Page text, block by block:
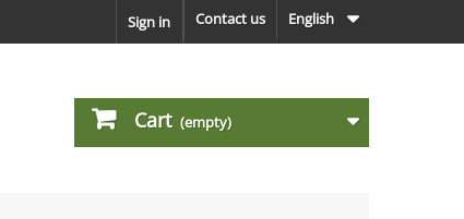
English
Contact us
Sign in
Cart (empty)